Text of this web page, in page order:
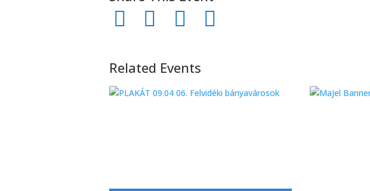
Related Events